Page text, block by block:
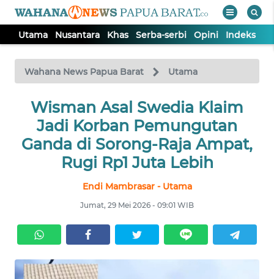
Utama Nusantara Khas Serba-serbi Opini Indeks
Wahana News Papua Barat Utama
Wisman Asal Swedia Klaim
Jadi Korban Pemungutan
Ganda di Sorong-Raja Ampat,
Rugi Rp1 Juta Lebih
Endi Mambrasar - Utama
Jumat, 29 Mei 2026 - 09:01 WIB
TV
Tutup
UTAMA
NUSANTARA
SERBI
OPINI